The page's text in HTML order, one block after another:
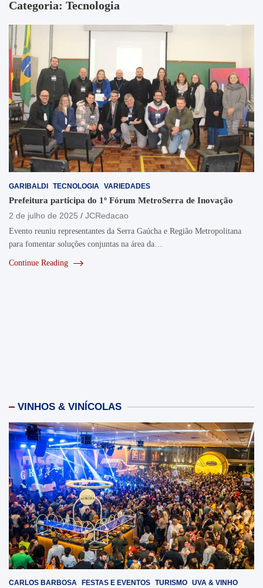
Categoria: Tecnologia
GARIBALDI TECNOLOGIA VARIEDADES
Prefeitura participa do 1º Fórum MetroSerra de Inovação
2 de julho de 2025
JCRedacao
Evento reuniu representantes da Serra Gaúcha e Região Metropolitana
para fomentar soluções conjuntas na área da…
Continue Reading
VINHOS & VINÍCOLAS
CARLOS BARBOSA FESTAS E EVENTOS TURISMO UVA & VINHO